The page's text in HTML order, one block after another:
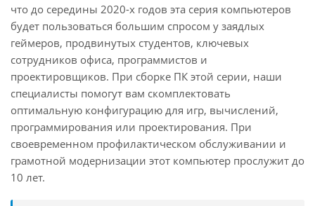
что до середины 2020-х годов эта серия компьютеров
будет пользоваться большим спросом у заядлых
геймеров, продвинутых студентов, ключевых
сотрудников офиса, программистов и
проектировщиков. При сборке ПК этой серии, наши
специалисты помогут вам скомплектовать
оптимальную конфигурацию для игр, вычислений,
программирования или проектирования. При
своевременном профилактическом обслуживании и
грамотной модернизации этот компьютер прослужит до
10 лет.